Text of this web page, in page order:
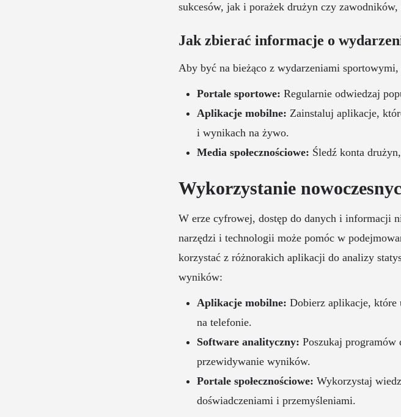
sukcesów, jak i porażek drużyn czy
Jak zbierać informacje o
Aby być na bieżąco z wydarzeniami
Portale sportowe: Regularnie odwiedzaj
Aplikacje mobilne: Zainstaluj aplikacje,
i wynikach na żywo.
Media społecznościowe: Śledź konta
Wykorzystanie
W erze cyfrowej, dostęp do danych i informacji
narzędzi i technologii może pomóc w
korzystać z różnorakich aplikacji do analizy
wyników:
Aplikacje mobilne: Dobierz aplikacje,
na telefonie.
Software analityczny: Poszukaj
przewidywanie wyników.
Portale społecznościowe: Wykorzystaj
doświadczeniami i przemyśleniami.